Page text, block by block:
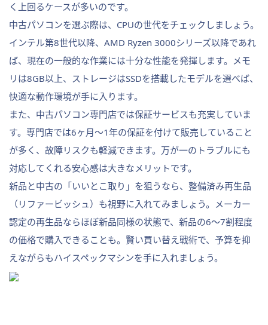
く上回るケースが多いのです。
中古パソコンを選ぶ際は、CPUの世代をチェックしましょう。
インテル第8世代以降、AMD Ryzen 3000シリーズ以降であれ
ば、現在の一般的な作業には十分な性能を発揮します。メモ
リは8GB以上、ストレージはSSDを搭載したモデルを選べば、
快適な動作環境が手に入ります。
また、中古パソコン専門店では保証サービスも充実していま
す。専門店では6ヶ月〜1年の保証を付けて販売していること
が多く、故障リスクも軽減できます。万が一のトラブルにも
対応してくれる安心感は大きなメリットです。
新品と中古の「いいとこ取り」を狙うなら、整備済み再生品
（リファービッシュ）も視野に入れてみましょう。メーカー
認定の再生品ならほぼ新品同様の状態で、新品の6〜7割程度
の価格で購入できることも。賢い買い替え戦術で、予算を抑
えながらもハイスペックマシンを手に入れましょう。